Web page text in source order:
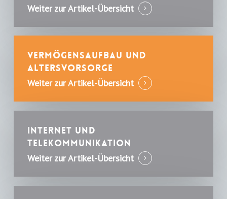
Weiter zur Artikel-Übersicht
Vermögensaufbau und
Altersvorsorge
Weiter zur Artikel-Übersicht
Internet und
Telekommunikation
Weiter zur Artikel-Übersicht